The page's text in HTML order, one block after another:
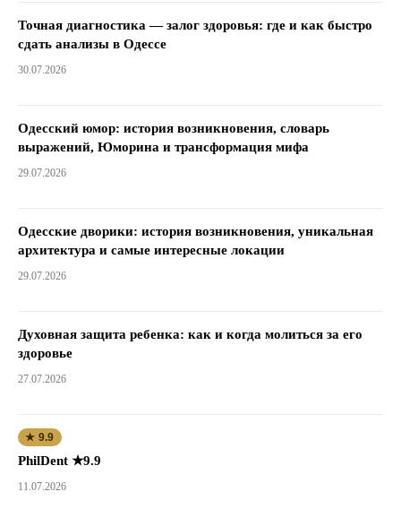
Точная диагностика — залог здоровья: где и как быстро
сдать анализы в Одессе
30.07.2026
Одесский юмор: история возникновения, словарь
выражений, Юморина и трансформация мифа
29.07.2026
Одесские дворики: история возникновения, уникальная
архитектура и самые интересные локации
29.07.2026
Духовная защита ребенка: как и когда молиться за его
здоровье
27.07.2026
★ 9.9
PhilDent ★9.9
11.07.2026